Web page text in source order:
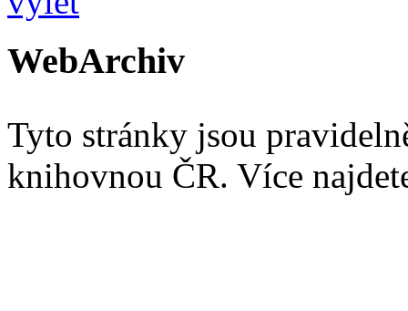
WebArchiv
Tyto stránky jsou
knihovnou ČR. Více